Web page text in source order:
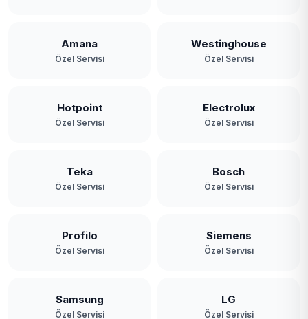
Amana
Özel Servisi
Westinghouse
Özel Servisi
Hotpoint
Özel Servisi
Electrolux
Özel Servisi
Teka
Özel Servisi
Bosch
Özel Servisi
Profilo
Özel Servisi
Siemens
Özel Servisi
Samsung
Özel Servisi
LG
Özel Servisi